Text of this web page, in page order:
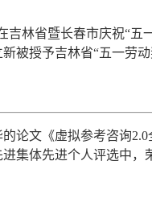
吉林省暨长春市庆祝“
被授予吉林省“五一劳
论文《虚拟参考咨询
集体先进个人评选中